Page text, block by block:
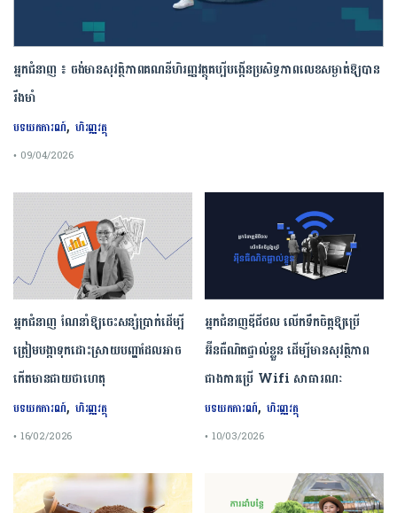
អ្នកជំនាញ ៖ ចង់មានសុវត្ថិភាពគណនីហិរញ្ញវត្ថុគប្បីបង្កើនប្រសិទ្ធភាពលេខសម្ងាត់ឱ្យបាន
រឹងមាំ
បទយកការណ៍, ហិរញ្ញវត្ថុ
• 09/04/2026
អ្នកជំនាញឌីជីថល លើកទឹកចិត្តឱ្យប្រើ
អ៊ីនធឺណិតផ្ទាល់ខ្លួន ដើម្បីមានសុវត្ថិភាព
ជាងការប្រើ Wifi​ សាធារណៈ
បទយកការណ៍, ហិរញ្ញវត្ថុ
• 10/03/2026
អ្នកជំនាញ ណែនាំឱ្យចេះសន្សំប្រាក់ដើម្បី
ត្រៀមបង្កាទុកដោះស្រាយបញ្ហាដែលអាច
កើតមានជាយថាហេតុ
បទយកការណ៍, ហិរញ្ញវត្ថុ
• 16/02/2026